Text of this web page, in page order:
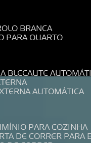
BRANCA
PARA QUARTO
BLECAUTE
AUTOMÁTICA
PARA COZINHA
DE CORRER